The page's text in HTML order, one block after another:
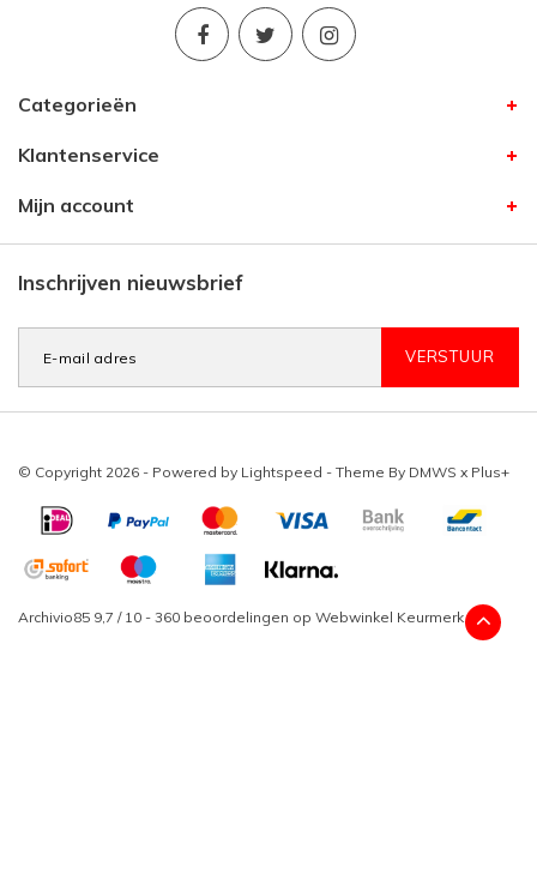
Categorieën
Klantenservice
Mijn account
Inschrijven nieuwsbrief
VERSTUUR
© Copyright 2026 - Powered by Lightspeed - Theme By DMWS x Plus+
Archivio85 9,7 / 10 - 360 beoordelingen op Webwinkel Keurmerk